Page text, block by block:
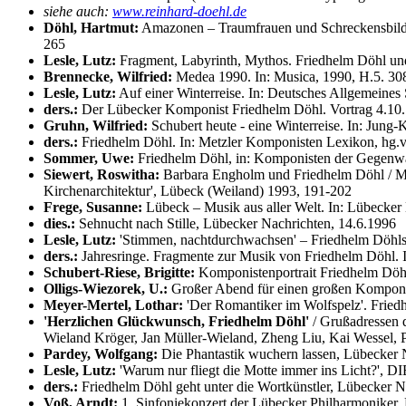
siehe auch: www.reinhard-doehl.de
Döhl, Hartmut: Amazonen – Traumfrauen und
265
Lesle, Lutz: Fragment, Labyrinth, Mythos. Friedhelm Döhl
Brennecke, Wilfried: Medea 1990. In: Musica, 1990, H.5.
Lesle, Lutz: Auf einer Winterreise. In: Deutsches Allgemeines
ders.: Der Lübecker Komponist Friedhelm Döhl. Vortrag
Gruhn, Wilfried: Schubert heute - eine Winterreise. In:
ders.: Friedhelm Döhl. In: Metzler Komponisten Lexikon,
Sommer, Uwe: Friedhelm Döhl, in: Komponisten der
Siewert, Roswitha: Barbara Engholm und Friedhelm Döhl /
Kirchenarchitektur', Lübeck (Weiland) 1993, 191-202
Frege, Susanne: Lübeck – Musik aus aller Welt. In: Lübecker
dies.: Sehnucht nach Stille, Lübecker Nachrichten, 14.6.1996
Lesle, Lutz: 'Stimmen, nachtdurchwachsen' – Friedhelm
ders.: Jahresringe. Fragmente zur Musik von Friedhelm
Schubert-Riese, Brigitte: Komponistenportrait Friedhelm
Olligs-Wiezorek, U.: Großer Abend für einen großen
Meyer-Mertel, Lothar: 'Der Romantiker im Wolfspelz'.
'Herzlichen Glückwunsch, Friedhelm Döhl' /
Wieland Kröger, Jan Müller-Wieland, Zheng Liu, Kai
Pardey, Wolfgang: Die Phantastik wuchern lassen, Lübecker
Lesle, Lutz: 'Warum nur fliegt die Motte immer ins Licht?',
ders.: Friedhelm Döhl geht unter die Wortkünstler, Lübecker
Voß, Arndt: 1. Sinfoniekonzert der Lübecker